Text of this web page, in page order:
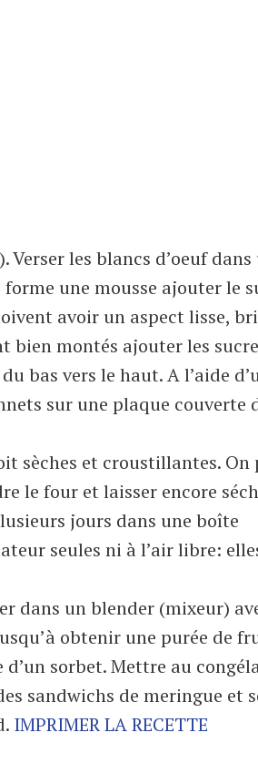
les blancs d’oeuf dans
une mousse ajouter le
avoir un aspect lisse,
bien montés ajouter les
bas vers le haut. A l’aide
sur une plaque couverte
sèches et croustillantes. On
le four et laisser encore
jours dans une boîte
seules ni à l’air libre:
dans un blender (mixeur)
obtenir une purée de
sorbet. Mettre au
sandwichs de meringue et
IMPRIMER LA RECETTE